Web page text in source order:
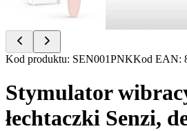
Item
of
9
Kod produktu: SEN001PNKKod EAN:
Stymulator
łechtaczki Senzi,